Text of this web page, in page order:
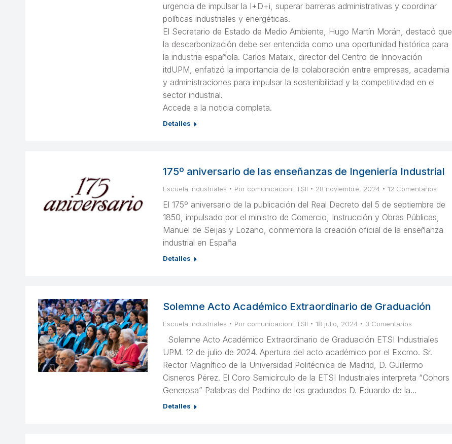
urgencia de impulsar la I+D+i, superar barreras administrativas y coordinar
políticas industriales y energéticas.
El Secretario de Estado de Medio Ambiente, Hugo Martín Morán, destacó que
la descarbonización debe ser entendida como una oportunidad histórica para
la industria española. Carlos Mataix, director del Centro de Innovación
itdUPM, enfatizó la importancia de la colaboración entre empresas, academia
y administraciones para impulsar la sostenibilidad y la competitividad en el
sector industrial.
Accede a la noticia completa.
Detalles
175º aniversario de las enseñanzas de Ingeniería Industrial
Escuela Industriales Por comunicacionETSII 28 noviembre, 2024 12 Comentarios
El 175º aniversario de la publicación del Real Decreto del 5 de septiembre de
1850, impulsado por el ministro de Comercio, Instrucción y Obras Públicas,
Manuel de Seijas y Lozano, conmemora la creación oficial de la enseñanza
industrial en España
Detalles
Solemne Acto Académico Extraordinario de Graduación
Escuela Industriales Por comunicacionETSII 18 julio, 2024 3 Comentarios
Solemne Acto Académico Extraordinario de Graduación ETSI Industriales
UPM. 12 de julio de 2024. Apertura del acto académico por el Excmo. Sr.
Rector Magnífico de la Universidad Politécnica de Madrid, D. Guillermo
Cisneros Pérez. El Coro Semicírculo de la ETSI Industriales interpreta “Cohors
Generosa” Palabras del Padrino de los graduados D. Eduardo de la…
Detalles